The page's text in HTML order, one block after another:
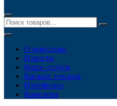
О компании
Новости
Наши услуги
Каталог товаров
Портфолио
Контакты